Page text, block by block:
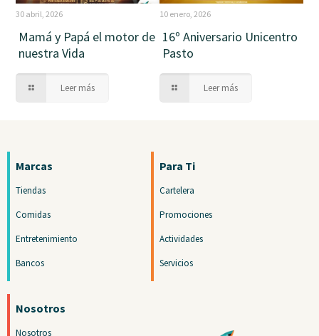
30 abril, 2026
Mamá y Papá el motor de
nuestra Vida
Leer más
10 enero, 2026
16º Aniversario Unicentro
Pasto
Leer más
Marcas
Tiendas
Comidas
Entretenimiento
Bancos
Para Ti
Cartelera
Promociones
Actividades
Servicios
Nosotros
Nosotros